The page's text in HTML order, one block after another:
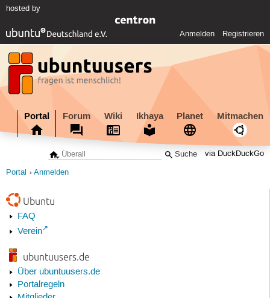
hosted by
Anmelden Registrieren
Portal Forum Wiki Ikhaya Planet Mitmachen
via DuckDuckGo
Portal Anmelden
Ubuntu
FAQ
Verein
ubuntuusers.de
Über ubuntuusers.de
Portalregeln